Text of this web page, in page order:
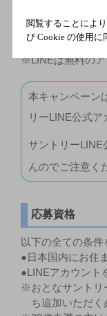
新規登録いた
LINE
https://
※LINEは無料のア
本キャンペーン
リーLINE公式ア
サントリーLINE
んのでご注意く
応募資格
以下の全ての条
●日本国内にお住
●LINEアカウント
※おとなサントリ
ち追加いただく
閲覧することにより
び Cookie の使用に